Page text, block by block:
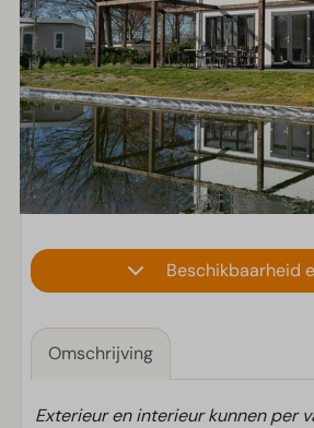
Beschikbaarheid
Omschrijving
Exterieur en interieur kunnen per